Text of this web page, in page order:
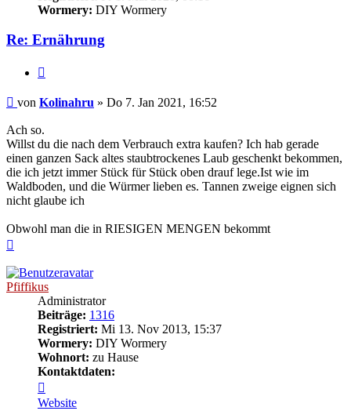
Wormery: DIY Wormery
Re: Ernährung
Beitrag
von Kolinahru » Do 7. Jan 2021, 16:52
Ach so.
Willst du die nach dem Verbrauch extra kaufen? Ich hab gerade
einen ganzen Sack altes staubtrockenes Laub geschenkt bekommen,
die ich jetzt immer Stück für Stück oben drauf lege.Ist wie im
Waldboden, und die Würmer lieben es. Tannen zweige eignen sich
nicht glaube ich
Obwohl man die in RIESIGEN MENGEN bekommt
Pfiffikus
Administrator
Beiträge: 1316
Registriert: Mi 13. Nov 2013, 15:37
Wormery: DIY Wormery
Wohnort: zu Hause
Kontaktdaten:
von
Pfiffikus
Website